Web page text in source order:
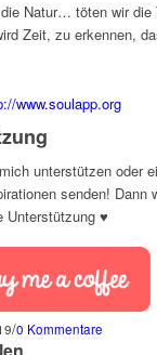
Natur… töten wir
Zeit, zu erkennen,
www.soulapp.org
unterstützen oder
senden! Dann
Unterstützung ♥
/0 Kommentare